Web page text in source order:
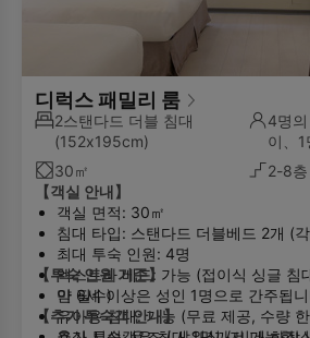
디럭스 패밀리 룸
2스탠다드 더블 침대
(152x195cm)
4명
이、
30㎡
2-8층
【객실 안내】
객실 면적: 30㎡
침대 타입: 스탠다드 더블베드 2개 (
최대 투숙 인원: 4명
엑스트라 베드: 가능 (접이식 싱글 침
약 필수)
유아용 침대: 가능 (무료 제공, 수량
【투숙 인원 기준】
만 6세 이상은 성인 1명으로 간주됩
【추가 투숙객 안내】